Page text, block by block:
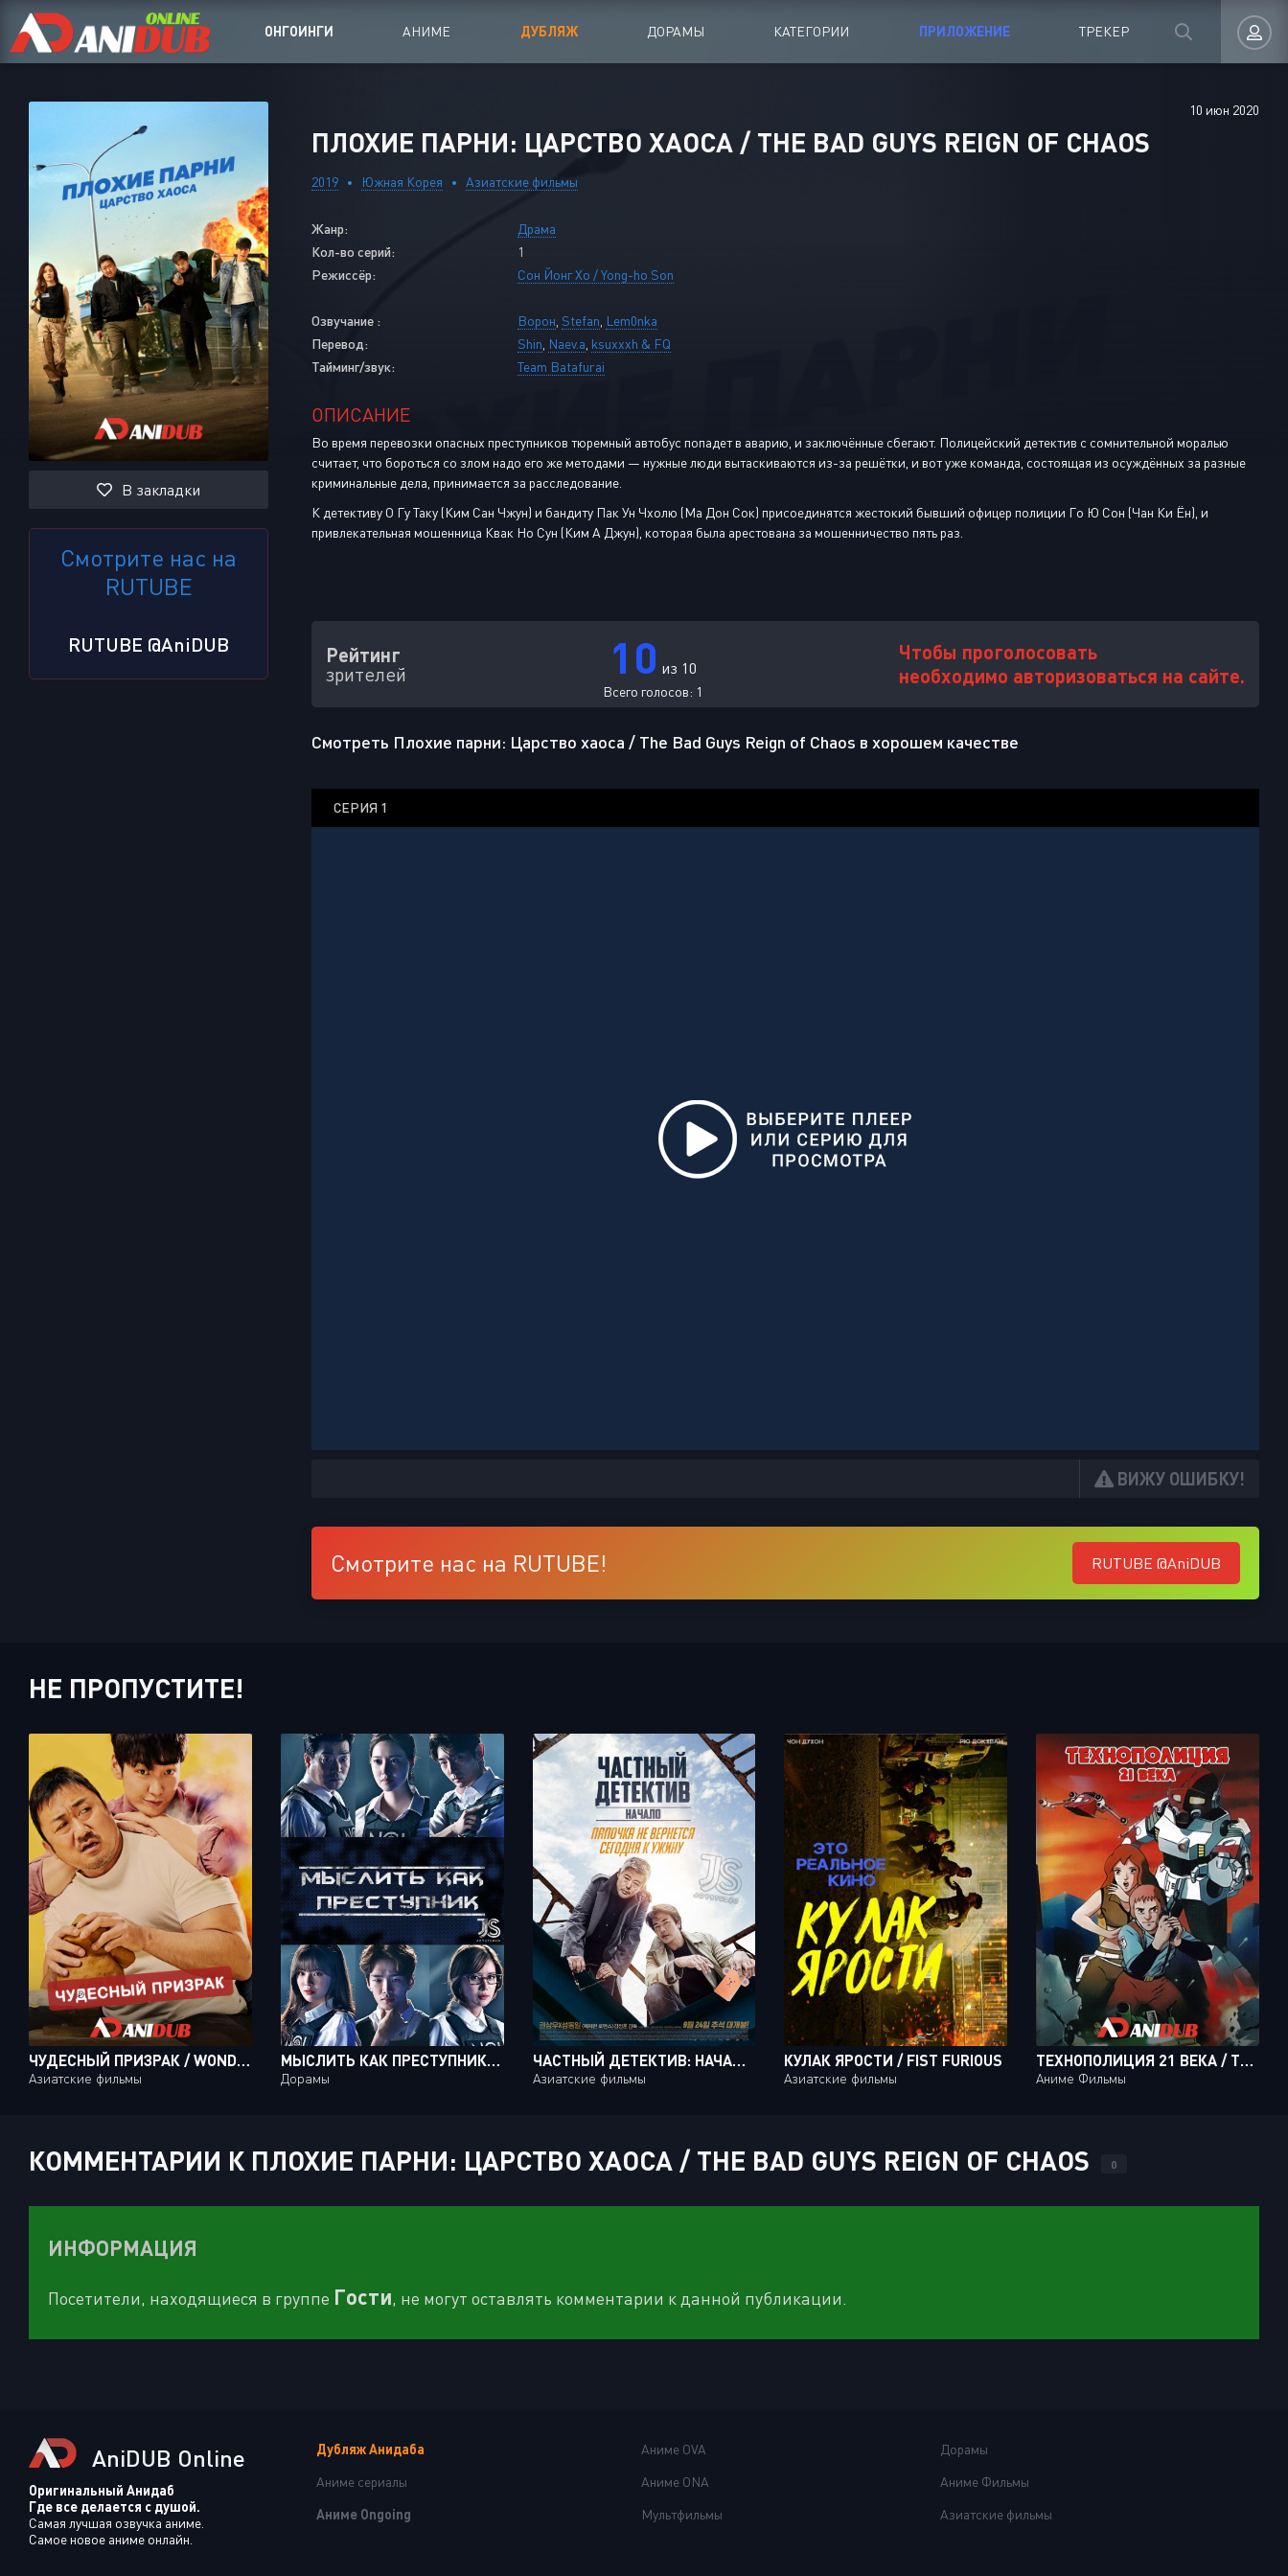
ОНГОИНГИ АНИМЕ ДУБЛЯЖ ДОРАМЫ КАТЕГОРИИ
Аниме сериалы
Дорамы
Аниме Фильмы
ПРИЛОЖЕНИЕ ТРЕКЕР
Авторизация
Или войти через
В закладки
Смотрите нас на
RUTUBE
RUTUBE @AniDUB
10 июн 2020
ПЛОХИЕ ПАРНИ: ЦАРСТВО ХАОСА / THE BAD GUYS REIGN OF CHAOS
2019 Южная Корея Азиатские фильмы
Жанр:
Драма
Кол-во серий:
1
Режиссёр:
Сон Йонг Хо / Yong-ho Son
Озвучание : Ворон Stefan Lem0nka
Перевод:
Shin Naev.a ksuxxxh & FQ
Тайминг/звук:
Team Batafurai
ОПИСАНИЕ
Во время перевозки опасных преступников тюремный автобус попадет в аварию, и заключённые сбегают. Полицейский детектив с сомнительной моралью
считает, что бороться со злом надо его же методами — нужные люди вытаскиваются из-за решётки, и вот уже команда, состоящая из осуждённых за разные
криминальные дела, принимается за расследование.
К детективу О Гу Таку (Ким Сан Чжун) и бандиту Пак Ун Чхолю (Ма Дон Сок) присоединятся жестокий бывший офицер полиции Го Ю Сон (Чан Ки Ён), и
привлекательная мошенница Квак Но Сун (Ким А Джун), которая была арестована за мошенничество пять раз.
Рейтинг
зрителей 10 из 10
Всего голосов: 1
Чтобы проголосовать
необходимо авторизоваться на сайте.
Смотреть Плохие парни: Царство хаоса / The Bad Guys Reign of Chaos в хорошем качестве
СЕРИЯ 1
ВИЖУ ОШИБКУ!
Смотрите нас на RUTUBE! RUTUBE @AniDUB
НЕ ПРОПУСТИТЕ!
ЧУДЕСНЫЙ ПРИЗРАК / WONDERFUL GHOST
Азиатские фильмы
МЫСЛИТЬ КАК ПРЕСТУПНИК / CRIMINAL MINDS [20 ИЗ 20]
Дорамы
ЧАСТНЫЙ ДЕТЕКТИВ: НАЧАЛО / PRIVATE INVESTIGATOR: THE BEGINNING
Азиатские фильмы
КУЛАК ЯРОСТИ / FIST FURIOUS
Азиатские фильмы
ТЕХНОПОЛИЦИЯ 21 ВЕКА / TECHNO POLICE 21C [MOVIE]
Аниме Фильмы
КОММЕНТАРИИ К ПЛОХИЕ ПАРНИ: ЦАРСТВО ХАОСА / THE BAD GUYS REIGN OF CHAOS 0
ИНФОРМАЦИЯ
Посетители, находящиеся в группе Гости, не могут оставлять комментарии к данной публикации.
AniDUB Online
Оригинальный Анидаб
Где все делается с душой.
Самая лучшая озвучка аниме.
Самое новое аниме онлайн.
Дубляж Анидаба
Аниме сериалы
Аниме Ongoing
Аниме OVA
Аниме ONA
Мультфильмы
Дорамы
Аниме Фильмы
Азиатские фильмы